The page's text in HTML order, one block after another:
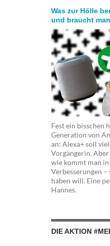
Was zur Hölle
und braucht
Fest ein bisschen
Generation von
an: Alexa+ soll
Vorgängerin. Aber
wie kommt man in
Verbesserungen
haben will. Eine
Hannes.
DIE AKTION